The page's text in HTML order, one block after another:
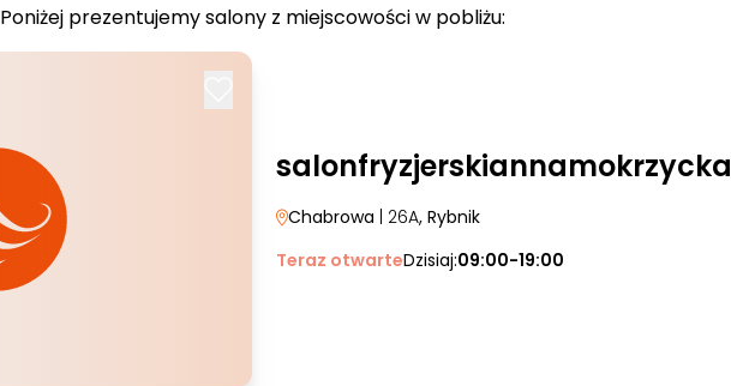
Poniżej prezentujemy salony z miejscowości w pobliżu:
salonfryzjerskiannamokrzycka
Chabrowa | 26A, Rybnik
Teraz otwarteDzisiaj:09:00-19:00